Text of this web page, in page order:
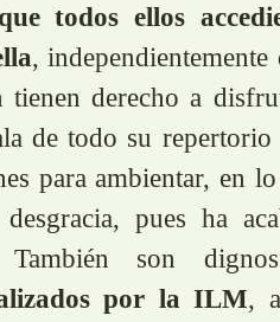
todos ellos
,
tienen derecho a
de todo su
para ambientar, en
pues ha
También son
por la ILM,